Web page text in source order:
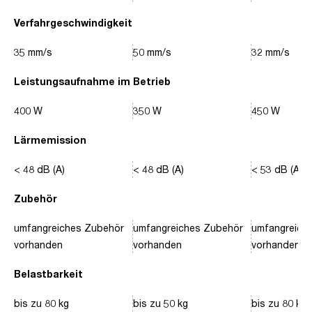
Verfahrgeschwindigkeit
Leistungsaufnahme im Betrieb
Lärmemission
Zubehör
Belastbarkeit
35 mm/s
400 W
< 48 dB (A)
umfangreiches Zubehör
vorhanden
bis zu 80 kg
50 mm/s
350 W
< 48 dB (A)
umfangreiches Zubehör
vorhanden
bis zu 50 kg
32 mm/s
450 W
< 53 dB (A)
vorhanden
bis zu 80 kg